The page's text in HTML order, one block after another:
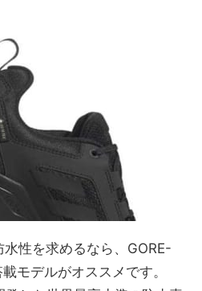
性を求めるなら、GORE-
モデルがオススメです。